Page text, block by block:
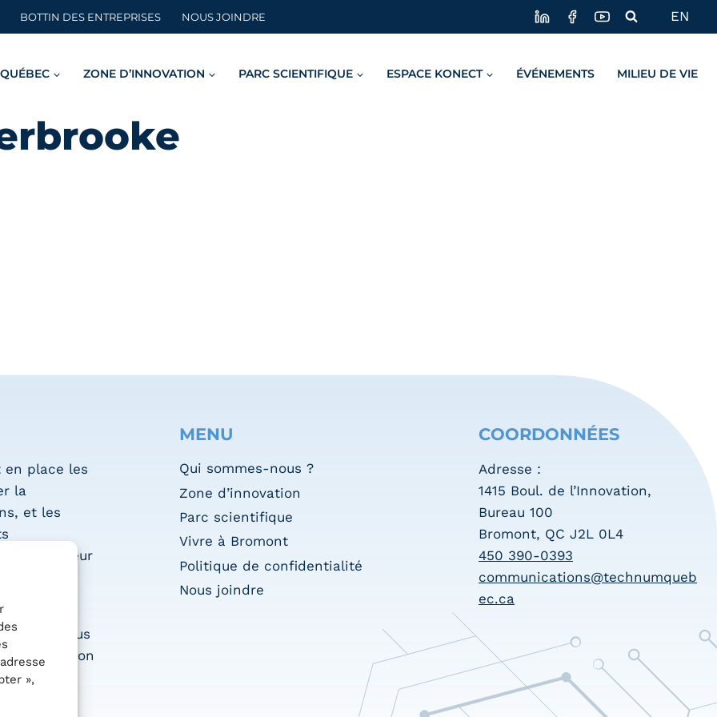
»,
BOTTIN DES ENTREPRISES NOUS JOINDRE EN
ZONE D’INNOVATION PARC SCIENTIFIQUE ESPACE KONECT ÉVÉNEMENTS MILIEU DE VIE
en place les
la
et les
du secteur
pour
dans tous
MENU
Qui sommes-nous ?
Zone d’innovation
Parc scientifique
Vivre à Bromont
Politique de confidentialité
Nous joindre
COORDONNÉES
Adresse :
1415 Boul. de l’Innovation,
Bureau 100
Bromont, QC J2L 0L4
450 390-0393
communications@technumqueb
ec.ca